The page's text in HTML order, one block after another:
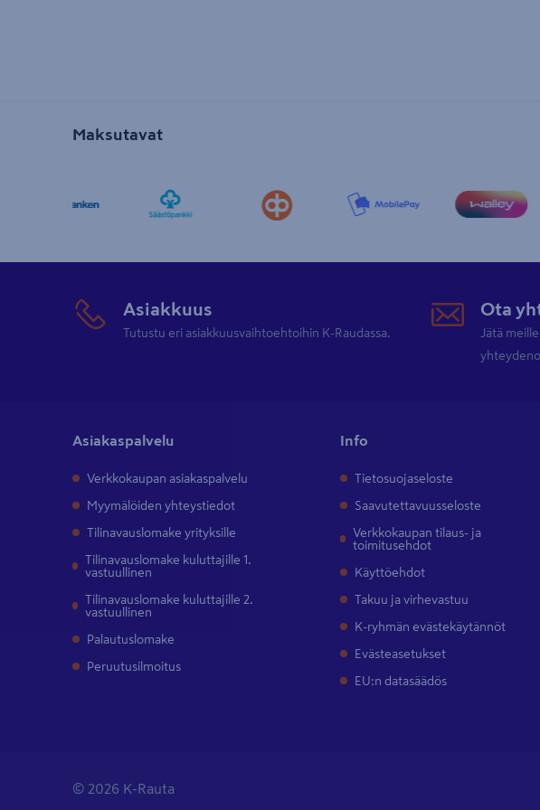
Maksutavat
Asiakkuus
Tutustu eri asiakkuusvaihtoehtoihin K-Raudassa.
Ota
Jätä
Asiakaspalvelu
Verkkokaupan asiakaspalvelu
Myymälöiden yhteystiedot
Tilinavauslomake yrityksille
Tilinavauslomake kuluttajille 1.
vastuullinen
Tilinavauslomake kuluttajille 2.
vastuullinen
Palautuslomake
Peruutusilmoitus
Info
Tietosuojaseloste
Saavutettavuusseloste
Verkkokaupan tilaus- ja
toimitusehdot
Käyttöehdot
Takuu ja virhevastuu
K-ryhmän evästekäytännöt
Evästeasetukset
EU:n datasäädös
© 2026 K-Rauta